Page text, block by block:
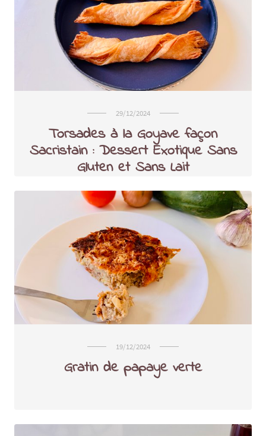
29/12/2024
Torsades à la Goyave façon
Sacristain : Dessert Exotique Sans
Gluten et Sans Lait
19/12/2024
Gratin de papaye verte